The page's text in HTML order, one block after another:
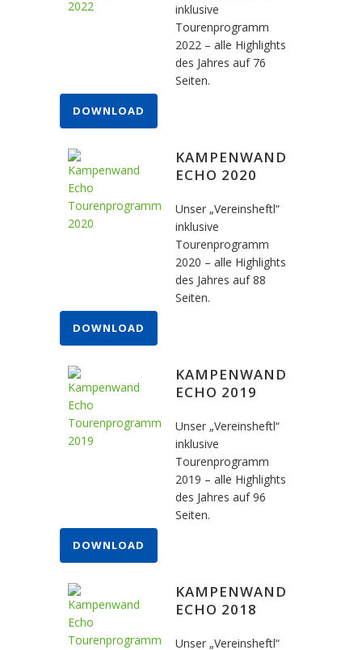
inklusive
Tourenprogramm
2022 – alle Highlights
des Jahres auf 76
Seiten.
DOWNLOAD
KAMPENWAND
ECHO 2020
Unser „Vereinsheftl“
inklusive
Tourenprogramm
2020 – alle Highlights
des Jahres auf 88
Seiten.
DOWNLOAD
KAMPENWAND
ECHO 2019
Unser „Vereinsheftl“
inklusive
Tourenprogramm
2019 – alle Highlights
des Jahres auf 96
Seiten.
DOWNLOAD
KAMPENWAND
ECHO 2018
Unser „Vereinsheftl“